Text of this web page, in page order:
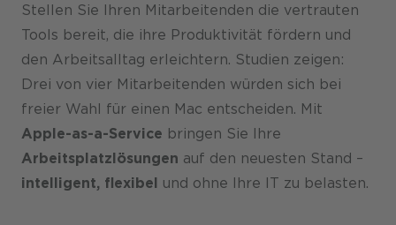
Stellen Sie Ihren Mitarbeitenden die vertrauten
Tools bereit, die ihre Produktivität fördern und
den Arbeitsalltag erleichtern. Studien zeigen:
Drei von vier Mitarbeitenden würden sich bei
freier Wahl für einen Mac entscheiden. Mit
Apple-as-a-Service bringen Sie Ihre
Arbeitsplatzlösungen auf den neuesten Stand –
intelligent, flexibel
und ohne Ihre IT zu belasten.